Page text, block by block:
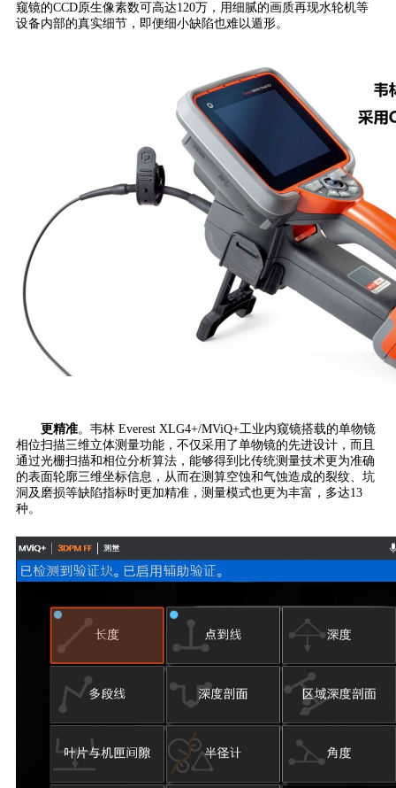
窥镜的CCD原生像素数可高达120万，用细腻的画质再现水轮机等
设备内部的真实细节，即便细小缺陷也难以遁形。
更精准。韦林 Everest XLG4+/MViQ+工业内窥镜搭载的单物镜
相位扫描三维立体测量功能，不仅采用了单物镜的先进设计，而且
通过光栅扫描和相位分析算法，能够得到比传统测量技术更为准确
的表面轮廓三维坐标信息，从而在测算空蚀和气蚀造成的裂纹、坑
洞及磨损等缺陷指标时更加精准，测量模式也更为丰富，多达13
种。